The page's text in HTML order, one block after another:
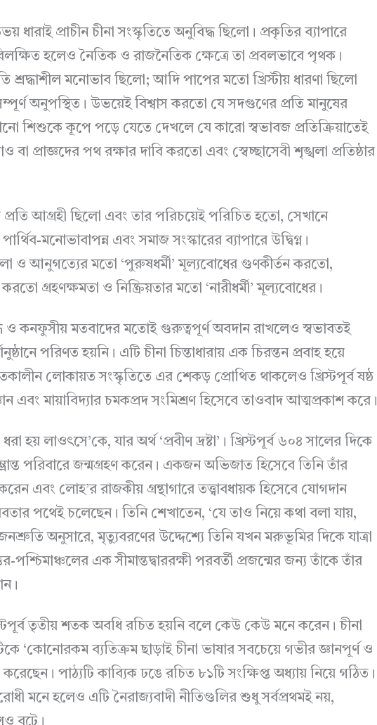
ধারাই প্রাচীন চীনা সংস্কৃতিতে অনুবিদ্ধ ছিলো। প্রকৃতির ব্যাপারে
হলেও নৈতিক ও রাজনৈতিক ক্ষেত্রে তা প্রবলভাবে পৃথক।
শ্রদ্ধাশীল মনোভাব ছিলো; আদি পাপের মতো খ্রিস্টীয় ধারণা ছিলো
সম্পূর্ণ অনুপস্থিত। উভয়েই বিশ্বাস করতো যে সদগুণের প্রতি মানুষের
শিশুকে কূপে পড়ে যেতে দেখলে যে কারো স্বভাবজ প্রতিক্রিয়াতেই
প্রাজ্ঞদের পথ রক্ষার দাবি করতো এবং স্বেচ্ছাসেবী শৃঙ্খলা প্রতিষ্ঠার
প্রতি আগ্রহী ছিলো এবং তার পরিচয়েই পরিচিত হতো, সেখানে
মনোভাবাপন্ন এবং সমাজ সংস্কারের ব্যাপারে উদ্বিগ্ন।
ও আনুগত্যের মতো ‘পুরুষধর্মী’ মূল্যবোধের গুণকীর্তন করতো,
গ্রহণক্ষমতা ও নিষ্ক্রিয়তার মতো ‘নারীধর্মী’ মূল্যবোধের।
ও কনফুসীয় মতবাদের মতোই গুরুত্বপূর্ণ অবদান রাখলেও স্বভাবতই
পরিণত হয়নি। এটি চীনা চিন্তাধারায় এক চিরন্তন প্রবাহ হয়ে
লোকায়ত সংস্কৃতিতে এর শেকড় প্রোথিত থাকলেও খ্রিস্টপূর্ব ষষ্ঠ
এবং মায়াবিদ্যার চমকপ্রদ সংমিশ্রণ হিসেবে তাওবাদ আত্মপ্রকাশ করে।
হয় লাওৎসে’কে, যার অর্থ ‘প্রবীণ দ্রষ্টা’। খ্রিস্টপূর্ব ৬০৪ সালের দিকে
পরিবারে জন্মগ্রহণ করেন। একজন অভিজাত হিসেবে তিনি তাঁর
এবং লোহ’র রাজকীয় গ্রন্থাগারে তত্ত্বাবধায়ক হিসেবে যোগদান
পথেই চলেছেন। তিনি শেখাতেন, ‘যে তাও নিয়ে কথা বলা যায়,
অনুসারে, মৃত্যুবরণের উদ্দেশ্যে তিনি যখন মরুভূমির দিকে যাত্রা
এক সীমান্তদ্বাররক্ষী পরবর্তী প্রজন্মের জন্য তাঁকে তাঁর
তৃতীয় শতক অবধি রচিত হয়নি বলে কেউ কেউ মনে করেন। চীনা
‘কোনোরকম ব্যতিক্রম ছাড়াই চীনা ভাষার সবচেয়ে গভীর জ্ঞানপূর্ণ ও
পাঠ্যটি কাব্যিক ঢঙে রচিত ৮১টি সংক্ষিপ্ত অধ্যায় নিয়ে গঠিত।
মনে হলেও এটি নৈরাজ্যবাদী নীতিগুলির শুধু সর্বপ্রথমই নয়,
বটে।